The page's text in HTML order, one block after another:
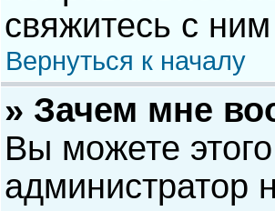
свяжитесь с
Вернуться к началу
» Зачем мне
Вы можете
администратор